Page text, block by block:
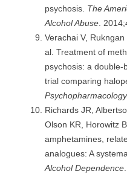
psychosis. The
Alcohol Abuse.
Verachai V,
al. Treatment of
psychosis: a double-
trial comparing
Psychopharmacology
Richards JR,
Olson KR, Horowitz
amphetamines,
analogues: A
Alcohol Dependence